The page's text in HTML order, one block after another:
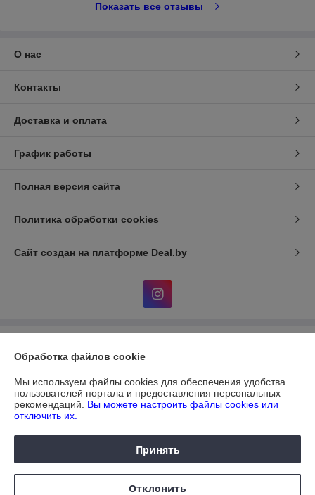
Показать все отзывы
О нас
Контакты
Доставка и оплата
График работы
Полная версия сайта
Политика обработки cookies
Сайт создан на платформе Deal.by
г.Минск,пр.Независимости,95,к.3,ком.32а
Регистрационный номер ЕГР: 690303612
Регистрационный орган: Мингорисполком.
Местонахождение книги жалоб и предложений: пр. Газеты Звезда,
Обработка файлов cookie
Мы используем файлы cookies для обеспечения удобства
пользователей портала и предоставления персональных
рекомендаций. Вы можете настроить файлы cookies или
отключить их.
Принять
Отклонить